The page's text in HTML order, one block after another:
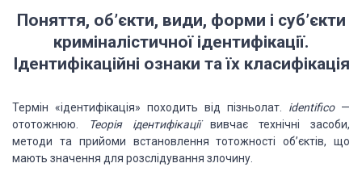
Поняття, об’єкти, види, форми і суб’єкти
криміналістичної ідентифікації.
Ідентифікаційні ознаки та їх класифікація
Термін «ідентифікація» походить від пізньолат. identifico—
ототожнюю.
Теорія ідентифікаціївивчає технічні засоби,
методи та прийоми встановлення тотожності об’єктів, що
мають значення для розслідування злочину.